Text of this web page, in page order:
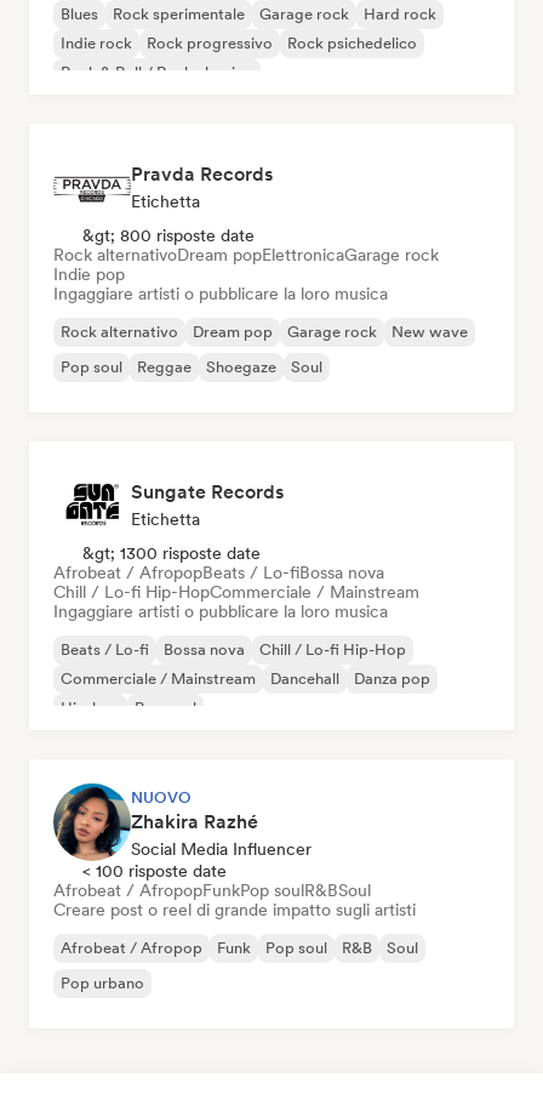
Blues Rock sperimentale Garage rock
Hard rock
Indie rock
Rock progressivo
Rock psichedelico
Rock & Roll / Rock classico
Pravda Records
Etichetta
&gt; 800 risposte date
Rock alternativoDream popElettronicaGarage rock
Indie pop
Ingaggiare artisti o pubblicare la loro musica
Rock alternativo Dream pop Garage rock
New wave
Pop soul
Reggae Shoegaze Soul
Sungate Records
Etichetta
&gt; 1300 risposte date
Afrobeat / AfropopBeats / Lo-fiBossa nova
Chill / Lo-fi Hip-HopCommerciale / Mainstream
Ingaggiare artisti o pubblicare la loro musica
Beats / Lo-fi Bossa nova
Chill / Lo-fi Hip-Hop
Commerciale / Mainstream
Dancehall
Danza pop
Hip-hop
Pop soul
NUOVO
Zhakira Razhé
Social Media Influencer
< 100 risposte date
Afrobeat / AfropopFunkPop soulR&BSoul
Creare post o reel di grande impatto sugli artisti
Afrobeat / Afropop Funk Pop soul R&B
Soul
Pop urbano